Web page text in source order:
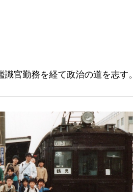
官勤務を経て政治の道を志す。